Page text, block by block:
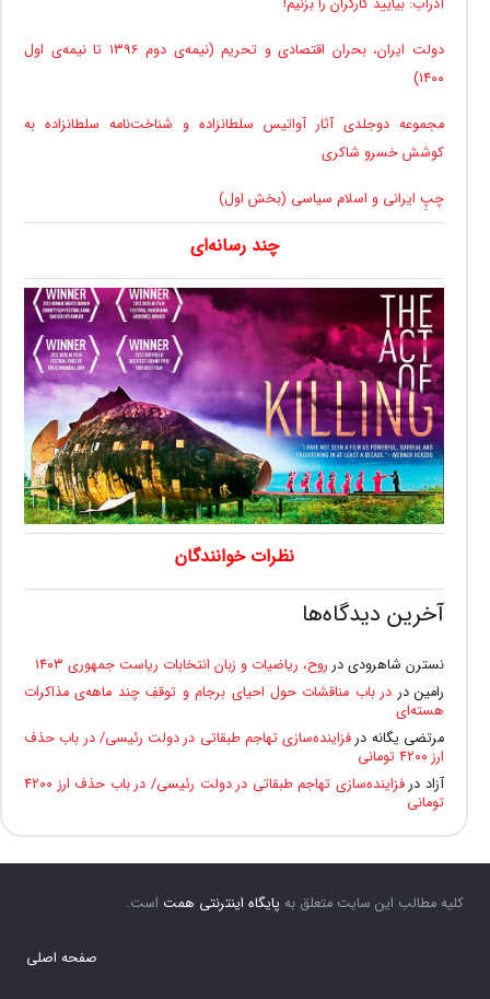
آذرآب: بیایید کارگران را بزنیم!
دولت ایران، بحران اقتصادی و تحریم (نیمه‌ی دوم ۱۳۹۶ تا نیمه‌ی اول
۱۴۰۰)
مجموعه دوجلدی آثار آواتیس سلطانزاده و شناخت‌نامه سلطانزاده به
کوشش خسرو شاکری
چپِ ایرانی و اسلام سیاسی (بخش اول)
چند رسانه‌ای
نظرات خوانندگان
آخرین دیدگاه‌ها
نسترن شاهرودی در روح، ریاضیات و زبان انتخابات ریاست جمهوری ۱۴۰۳
رامیندر در باب مناقشات حول احیای برجام و توقفِ چند ماهه‌ی مذاکرات
هسته‌ای
مرتضی یگانه درفزاینده‌سازی تهاجم طبقاتی در دولت رئیسی/ در باب حذف
ارز ۴۲۰۰ تومانی
آزاددر
فزاینده‌سازی تهاجم طبقاتی در دولت رئیسی/ در باب حذف ارز ۴۲۰۰
تومانی
کلیه مطالب این سایت متعلق به پایگاه اینترنتی همت است.
صفحه اصلی